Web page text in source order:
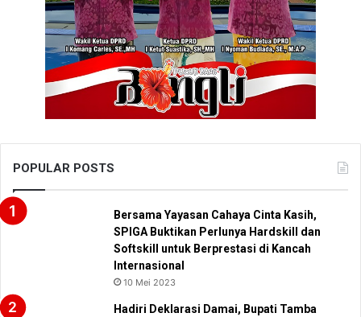
POPULAR POSTS
Bersama Yayasan Cahaya Cinta Kasih,
SPIGA Buktikan Perlunya Hardskill dan
Softskill untuk Berprestasi di Kancah
Internasional
10 Mei 2023
Hadiri Deklarasi Damai, Bupati Tamba